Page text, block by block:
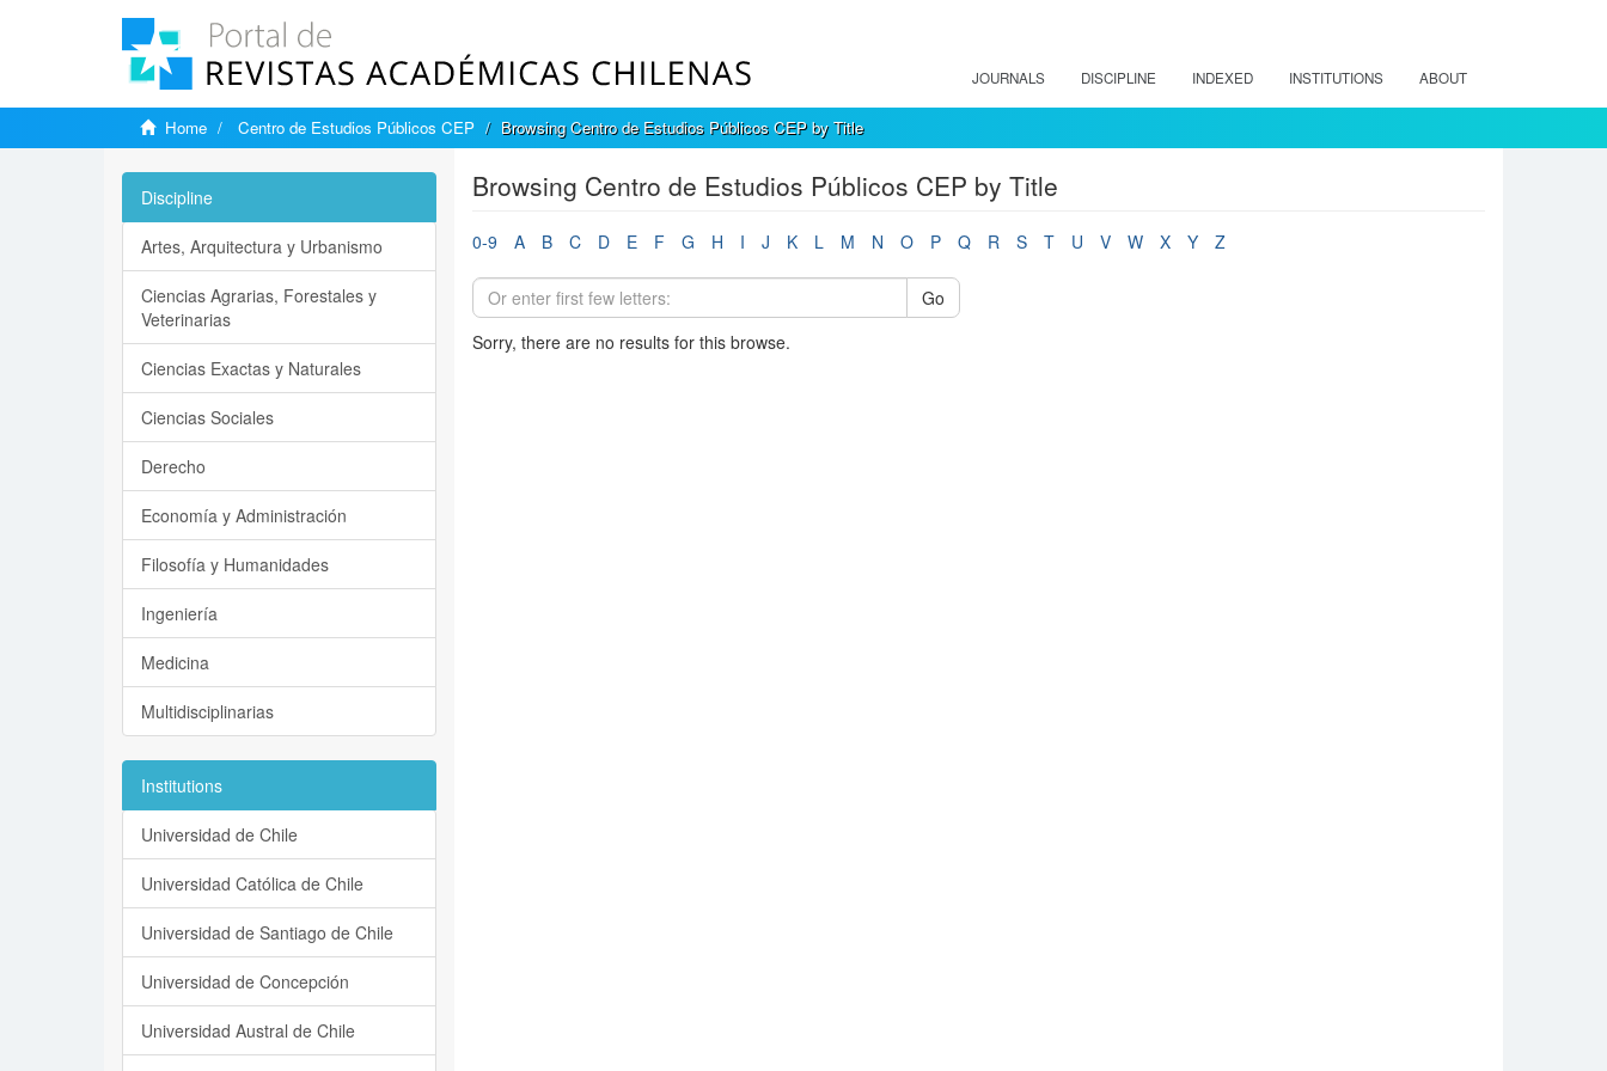
JOURNALS DISCIPLINE INDEXED INSTITUTIONS ABOUT
Home Centro de Estudios Públicos CEP Browsing Centro de Estudios Públicos CEP by Title
Browsing Centro de Estudios Públicos CEP by Title
0-9 A B C D E F G H I J K L M N O P Q R S T U V W X Y Z
Go
Sorry, there are no results for this browse.
Discipline
Artes, Arquitectura y Urbanismo
Ciencias Agrarias, Forestales y
Veterinarias
Ciencias Exactas y Naturales
Ciencias Sociales
Derecho
Economía y Administración
Filosofía y Humanidades
Ingeniería
Medicina
Multidisciplinarias
Institutions
Universidad de Chile
Universidad Católica de Chile
Universidad de Santiago de Chile
Universidad de Concepción
Universidad Austral de Chile